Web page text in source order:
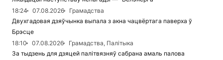
18:24
07.08.2026
Грамадства
Двухгадовая дзяўчынка выпала з акна чацвёртага паверха ў
Брэсце
18:10
07.08.2026
Грамадства, Палітыка
За тыдзень для дзяцей палітвязняў сабрана амаль палова